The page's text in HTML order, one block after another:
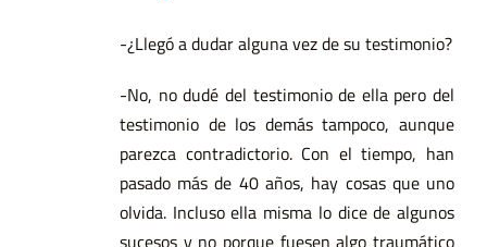
-¿Llegó a dudar alguna vez de su testimonio?
-No, no dudé del testimonio de ella pero del
testimonio de los demás tampoco, aunque
parezca contradictorio. Con el tiempo, han
pasado más de 40 años, hay cosas que uno
olvida. Incluso ella misma lo dice de algunos
sucesos y no porque fuesen algo traumático